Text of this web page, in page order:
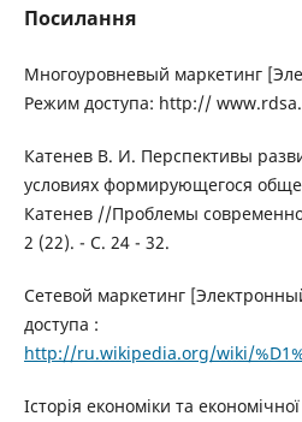
Посилання
Многоуровневый маркетинг
Режим доступа: http://
Катенев В. И. Перспективы
условиях формирующегося
Катенев //Проблемы
2 (22). - С. 24 - 32.
Сетевой маркетинг
доступа :
http://ru.wikipedia.org/wiki/
Історія економіки та